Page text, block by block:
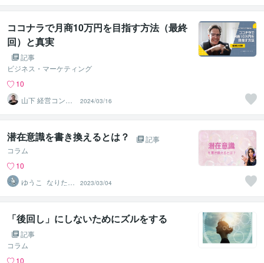
適化コーチ
ココナラで月商10万円を目指す方法（最終
回）と真実
記事
ビジネス・マーケティング
10
山下 経営コンサ
ル／コーチ
2024/03/16
潜在意識を書き換えるとは？
記事
コラム
10
ゆうこ_なりたい
自分を叶える
2023/03/04
「後回し」にしないためにズルをする
記事
コラム
10